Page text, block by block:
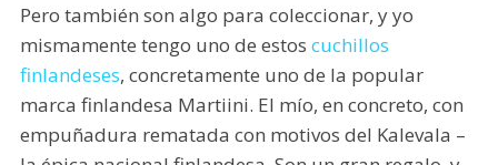
Pero también son algo para coleccionar, y yo
mismamente tengo uno de estos cuchillos
finlandeses, concretamente uno de la popular
marca finlandesa Martiini. El mío, en concreto, con
empuñadura rematada con motivos del Kalevala –